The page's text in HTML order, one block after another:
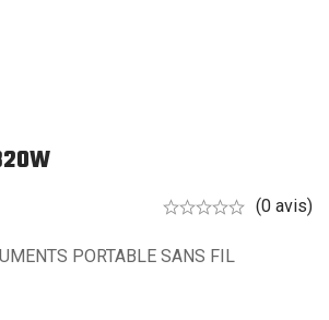
(0 avis)
PORTABLE SANS FIL